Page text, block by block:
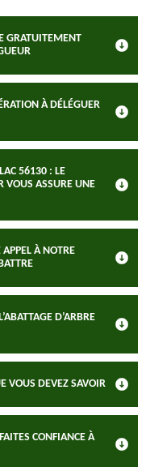
GRATUITEMENT
À DÉLÉGUER
56130 : LE
VOUS ASSURE UNE
À NOTRE
D’ARBRE
VOUS DEVEZ SAVOIR
CONFIANCE À